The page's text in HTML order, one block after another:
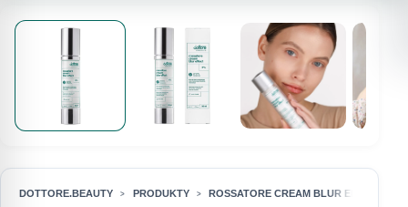
DOTTORE.BEAUTY PRODUKTY ROSSATORE CREAM BLUR EFFECT